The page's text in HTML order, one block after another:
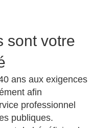
sont votre
ans aux exigences
afin
professionnel
publiques.